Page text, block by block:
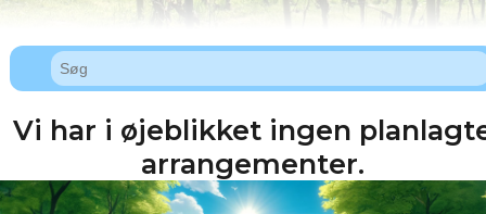
Vi har i øjeblikket ingen
arrangementer.